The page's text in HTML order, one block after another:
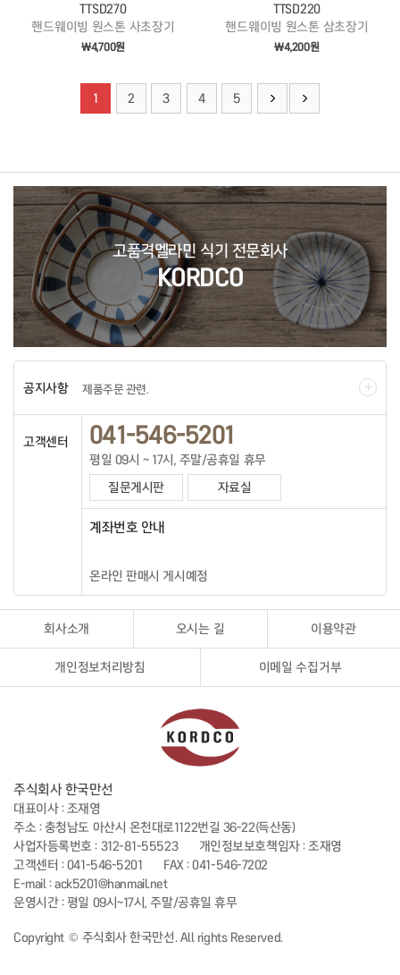
TTSD270
핸드웨이빙 원스톤 사초장기
￦4,700원
TTSD220
핸드웨이빙 원스톤 삼초장기
￦4,200원
1 2 3 4 5
고품격멜라민 식기 전문회사
KORDCO
공지사항 제품주문 관련.
고객센터 041-546-5201
평일 09시 ~ 17시, 주말/공휴일 휴무
질문게시판
자료실
계좌번호 안내
온라인 판매시 게시예정
회사소개 오시는 길 이용약관
개인정보처리방침 이메일 수집거부
주식회사 한국만선
대표이사 : 조재영
주소 : 충청남도 아산시 온천대로1122번길 36-22(득산동)
사업자등록번호 : 312-81-55523
개인정보보호책임자 : 조재영
고객센터 : 041-546-5201
FAX : 041-546-7202
E-mail : ack5201@hanmail.net
운영시간 : 평일 09시~17시, 주말/공휴일 휴무
Copyright © 주식회사 한국만선. All rights Reserved.